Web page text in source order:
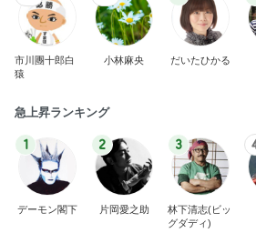
市川團十郎白
猿
小林麻央 だいたひかる
急上昇ランキング
1
デーモン閣下
2
片岡愛之助
3
林下清志(ビッ
グダディ)